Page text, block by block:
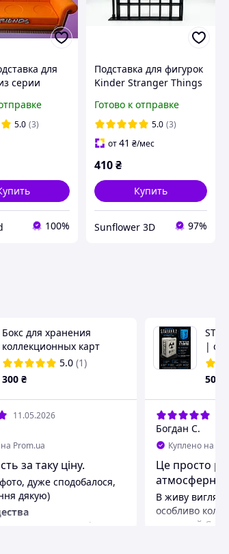
для
серии
5.0 (3)
100%
Подставка для фигурок
Kinder Stranger Things
Готово к отправке
5.0 (3)
от41 ₴/мес
410₴
Купить
Sunflower 3D 97%
Бокс для хранения
коллекционных карт
S.T.A.L.K.E.R. 2 |
органайзер для карт | 3D
5.0 (1)
300 ₴
11.05.2026
Prom.ua
за таку ціну.
дуже сподобалося,
дякую)
скласти колекцію
|
500
Богдан С.
Куплено на
Це просто
атмосферна
В живу
особливо коли
реальний